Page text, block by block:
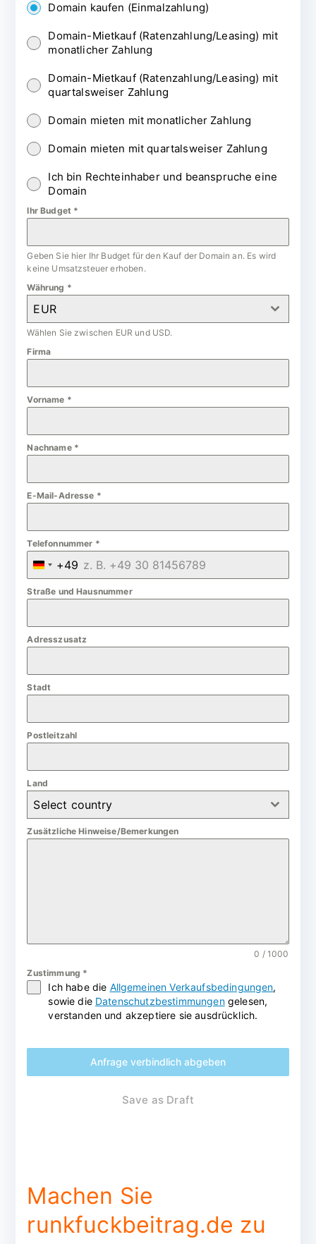
Domain kaufen (Einmalzahlung)
Domain-Mietkauf (Ratenzahlung/Leasing) mit
monatlicher Zahlung
Domain-Mietkauf (Ratenzahlung/Leasing) mit
quartalsweiser Zahlung
Domain mieten mit monatlicher Zahlung
Domain mieten mit quartalsweiser Zahlung
Ich bin Rechteinhaber und beanspruche eine
Domain
Ihr Budget *
Geben Sie hier Ihr Budget für den Kauf der Domain an. Es wird
keine Umsatzsteuer erhoben.
Währung *
EUR
Wählen Sie zwischen EUR und USD.
Firma
Vorname *
Nachname *
E-Mail-Adresse *
Telefonnummer *
G
e
m
a
y
+49
Straße und Hausnummer
Adresszusatz
Stadt
Postleitzahl
Land
Select country
Zusätzliche Hinweise/Bemerkungen
0 / 1000
Zustimmung *
Ich habe die Allgemeinen Verkaufsbedingungen,
sowie die Datenschutzbestimmungengelesen,
verstanden und akzeptiere sie ausdrücklich.
Anfrage verbindlich abgeben
Save as Draft
Machen Sie
runkfuckbeitrag.de zu